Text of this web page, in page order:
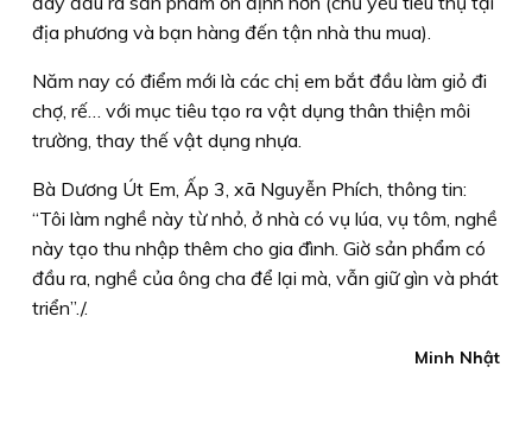
địa phương và bạn hàng đến tận nhà thu mua).
Năm nay có điểm mới là các chị em bắt đầu làm giỏ đi
chợ, rế… với mục tiêu tạo ra vật dụng thân thiện môi
trường, thay thế vật dụng nhựa.
Bà Dương Út Em, Ấp 3, xã Nguyễn Phích, thông tin:
“Tôi làm nghề này từ nhỏ, ở nhà có vụ lúa, vụ tôm, nghề
này tạo thu nhập thêm cho gia đình. Giờ sản phẩm có
đầu ra, nghề của ông cha để lại mà, vẫn giữ gìn và phát
triển”./.
Minh Nhật